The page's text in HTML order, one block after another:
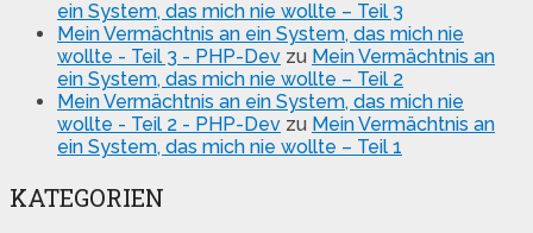
ein System, das mich nie wollte – Teil 3
Mein Vermächtnis an ein System, das mich nie
wollte - Teil 3 - PHP-Dev zu Mein Vermächtnis an
ein System, das mich nie wollte – Teil 2
Mein Vermächtnis an ein System, das mich nie
wollte - Teil 2 - PHP-Dev zu Mein Vermächtnis an
ein System, das mich nie wollte – Teil 1
KATEGORIEN